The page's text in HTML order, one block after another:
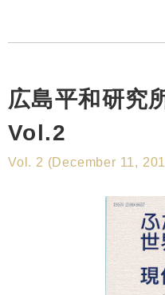
広島平和研究
Vol.2
Vol. 2 (December 11,